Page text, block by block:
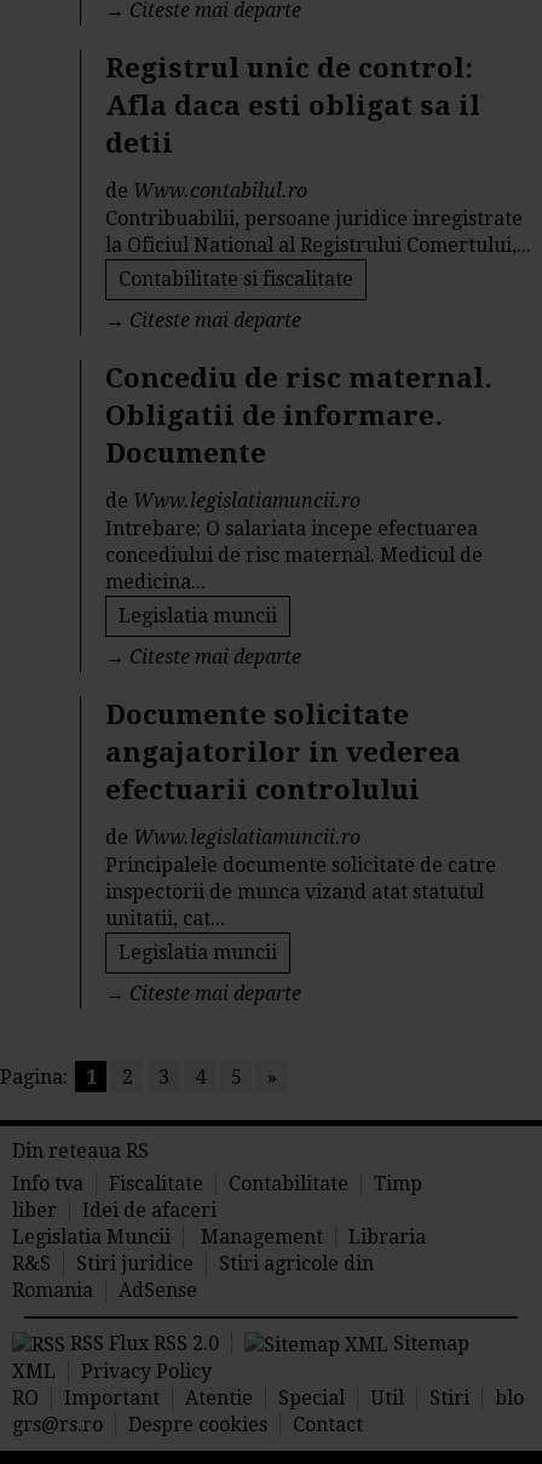
→ Citeste mai departe
Registrul unic de control:
Afla daca esti obligat sa il
detii
de Www.contabilul.ro
Contribuabilii, persoane juridice inregistrate
la Oficiul National al Registrului Comertului,...
Contabilitate si fiscalitate
→ Citeste mai departe
Concediu de risc maternal.
Obligatii de informare.
Documente
de Www.legislatiamuncii.ro
Intrebare: O salariata incepe efectuarea
concediului de risc maternal. Medicul de
medicina...
Legislatia muncii
→ Citeste mai departe
Documente solicitate
angajatorilor in vederea
efectuarii controlului
de Www.legislatiamuncii.ro
Principalele documente solicitate de catre
inspectorii de munca vizand atat statutul
unitatii, cat...
Legislatia muncii
→ Citeste mai departe
Pagina: 1 2 3 4 5 »
Din reteaua RS
Info tva
Fiscalitate Contabilitate
Timp
liber
Idei de afaceri
Legislatia Muncii
Management
Libraria
R&S
Stiri juridice
Stiri agricole din
Romania
AdSense
RSS Flux RSS 2.0
Sitemap
XML
Privacy Policy
RO
Important Atentie Special Util Stiri
blo
grs@rs.ro
Despre cookies Contact